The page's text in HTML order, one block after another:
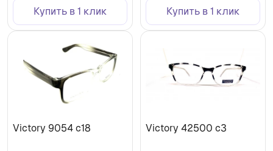
Купить в 1 клик Купить в 1 клик
Victory 9054 c18 Victory 42500 c3